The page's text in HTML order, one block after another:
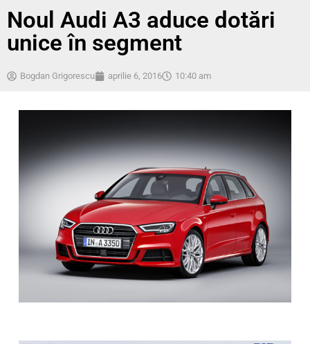
Noul Audi A3 aduce dotări
unice în segment
Bogdan Grigorescu aprilie 6, 2016 10:40 am